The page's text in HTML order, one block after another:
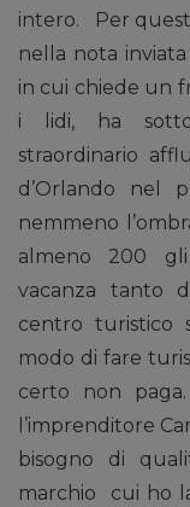
intero. Per
nella nota inviata
in cui chiede un
i lidi, ha
straordinario
d’Orlando nel
nemmeno
almeno 200
vacanza tanto
centro turistico
modo di fare
certo non
l’imprenditore
bisogno di
marchio cui ho